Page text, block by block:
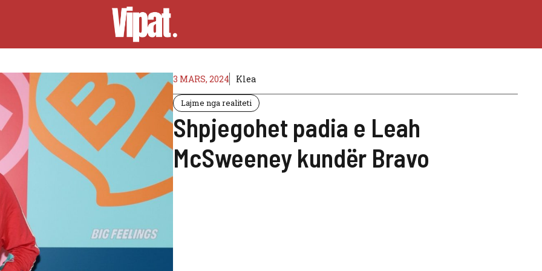
3 MARS, 2024 Klea
Lajme nga realiteti
Shpjegohet padia e Leah
McSweeney kundër Bravo